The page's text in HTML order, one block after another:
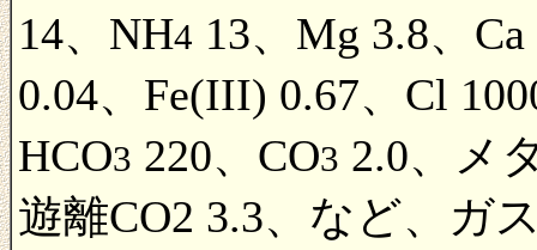
14、NH4 13、Mg 3.8、
0.04、Fe(III) 0.67、Cl
HCO3 220、CO3 2.0、メ
遊離CO2 3.3、など、ガ